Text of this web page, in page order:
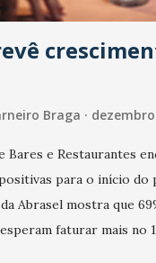
Braga
Bares e Restaurantes
para o início do
Abrasel mostra que
faturar mais no